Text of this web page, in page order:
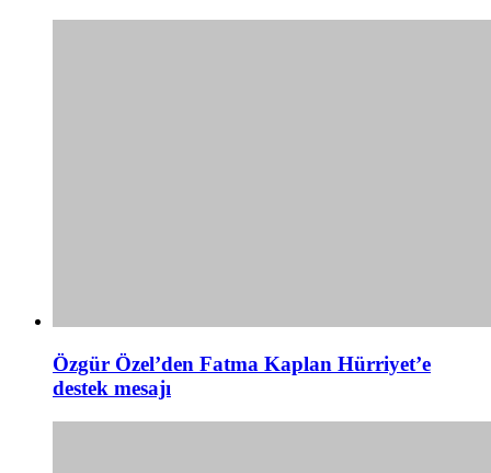
Özgür Özel’den Fatma Kaplan Hürriyet’e
destek mesajı